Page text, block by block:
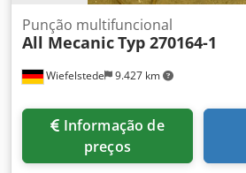
Wiefelstede 9.427 km
Punção multifuncional
All MecanicTyp 270164-1
preços